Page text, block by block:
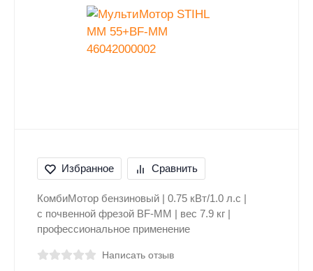
Избранное Сравнить
КомбиМотор бензиновый | 0.75 кВт/1.0 л.с |
с почвенной фрезой BF-MM | вес 7.9 кг |
профессиональное применение
Написать отзыв